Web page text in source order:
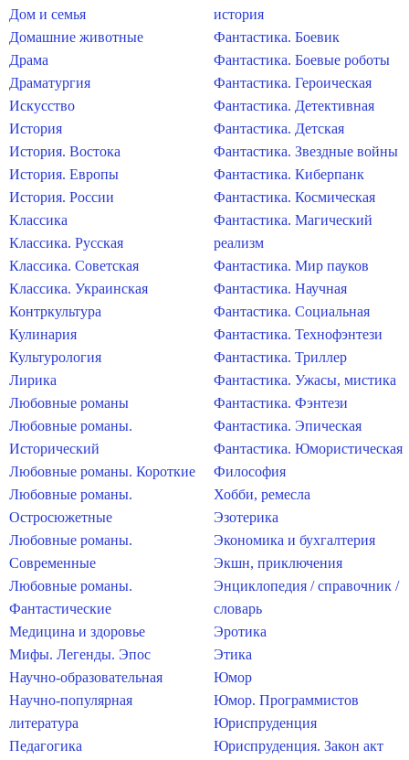
Дом и семья
Домашние животные
Драма
Драматургия
Искусство
История
История. Востока
История. Европы
История. России
Классика
Классика. Русская
Классика. Советская
Классика. Украинская
Контркультура
Кулинария
Культурология
Лирика
Любовные романы
Любовные романы.
Исторический
Любовные романы. Короткие
Любовные романы.
Остросюжетные
Любовные романы.
Современные
Любовные романы.
Фантастические
Медицина и здоровье
Мифы. Легенды. Эпос
Научно-образовательная
Научно-популярная
литература
Педагогика
история
Фантастика. Боевик
Фантастика. Боевые роботы
Фантастика. Героическая
Фантастика. Детективная
Фантастика. Детская
Фантастика. Звездные войны
Фантастика. Киберпанк
Фантастика. Космическая
Фантастика. Магический
реализм
Фантастика. Мир пауков
Фантастика. Научная
Фантастика. Социальная
Фантастика. Технофэнтези
Фантастика. Триллер
Фантастика. Ужасы, мистика
Фантастика. Фэнтези
Фантастика. Эпическая
Фантастика. Юмористическая
Философия
Хобби, ремесла
Эзотерика
Экономика и бухгалтерия
Экшн, приключения
Энциклопедия / справочник /
словарь
Эротика
Этика
Юмор
Юмор. Программистов
Юриспруденция
Юриспруденция. Закон акт